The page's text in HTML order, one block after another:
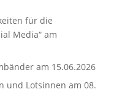
für die
Media“ am
am 15.06.2026
und Lotsinnen am 08.